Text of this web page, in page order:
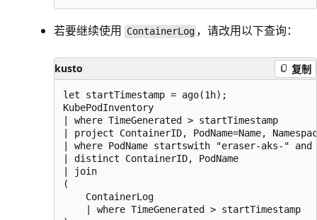
若要继续使用 ContainerLog ，请改用以下查询：
kusto 复制
let startTimestamp = ago(1h);
KubePodInventory
| where TimeGenerated > startTimestamp
| project ContainerID, PodName=Name,
| where PodName startswith "eraser-aks-" and
| distinct ContainerID, PodName
| join
(
    ContainerLog
    | where TimeGenerated > startTimestamp